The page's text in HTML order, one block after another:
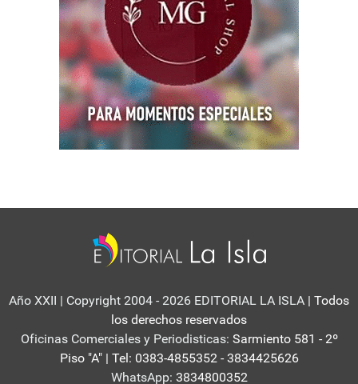
Año XXII | Copyright 2004 - 2026 EDITORIAL LA ISLA | Todos
los derechos reservados
Oficinas Comerciales y Periodisticas: Sarmiento 581 - 2º
Piso "A" | Tel: 0383-4855352 - 3834425626
WhatsApp: 3834800352